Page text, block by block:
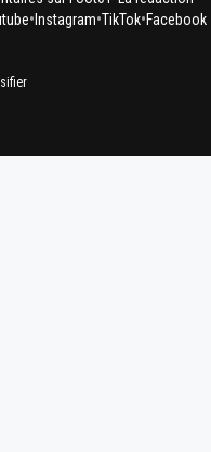
• Instagram•TikTok•Facebook